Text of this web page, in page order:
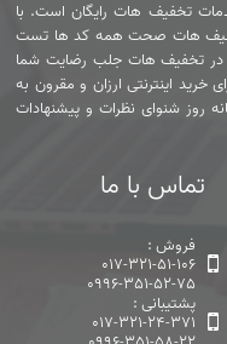
تخفیف هات رایگان است. با
هات صحت همه کد ها تست
تخفیف هات جلب رضایت شما
اینترنتی ارزان و مقرون به
روز شنوای نظرات و پیشنهادات
تماس با ما
فروش :
017-321-51-106
0996-351-52-75
پشتیبانی :
017-321-24-371